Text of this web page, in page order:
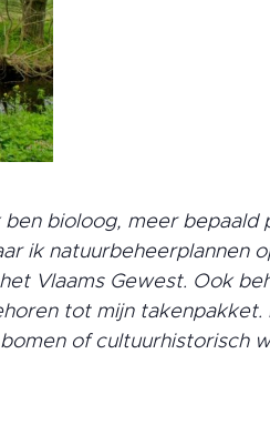
bioloog, meer bepaald
ik natuurbeheerplannen
Vlaams Gewest. Ook
tot mijn
of cultuurhistorisch